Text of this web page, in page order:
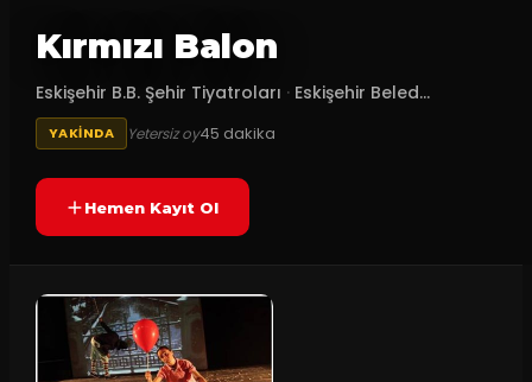
Kırmızı Balon
Eskişehir B.B. Şehir Tiyatroları · Eskişehir Beled...
YAKINDA Yetersiz oy45 dakika
Hemen Kayıt Ol